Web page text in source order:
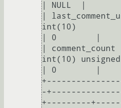
| NULL  |
|
int(10)
| 0        |
|
int(10)
| 0        |
-
+---------